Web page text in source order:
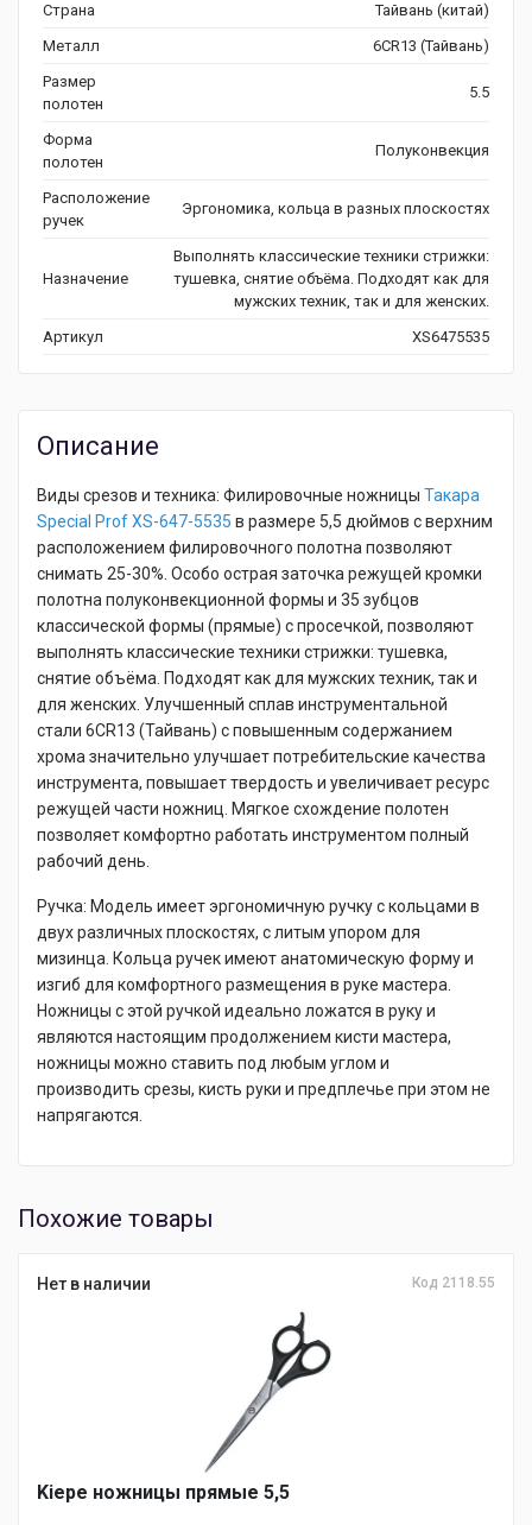
Страна
Тайвань (китай)
Металл
6CR13 (Тайвань)
Размер
полотен
5.5
Форма
полотен
Полуконвекция
Расположение
ручек
Эргономика, кольца в разных плоскостях
Назначение
Выполнять классические техники стрижки:
тушевка, снятие объёма. Подходят как для
мужских техник, так и для женских.
Артикул
XS6475535
Описание
Виды срезов и техника: Филировочные ножницы Такара
Special Prof XS-647-5535 в размере 5,5 дюймов с верхним
расположением филировочного полотна позволяют
снимать 25-30%. Особо острая заточка режущей кромки
полотна полуконвекционной формы и 35 зубцов
классической формы (прямые) с просечкой, позволяют
выполнять классические техники стрижки: тушевка,
снятие объёма. Подходят как для мужских техник, так и
для женских. Улучшенный сплав инструментальной
стали 6CR13 (Тайвань) с повышенным содержанием
хрома значительно улучшает потребительские качества
инструмента, повышает твердость и увеличивает ресурс
режущей части ножниц. Мягкое схождение полотен
позволяет комфортно работать инструментом полный
рабочий день.
Ручка: Модель имеет эргономичную ручку с кольцами в
двух различных плоскостях, с литым упором для
мизинца. Кольца ручек имеют анатомическую форму и
изгиб для комфортного размещения в руке мастера.
Ножницы с этой ручкой идеально ложатся в руку и
являются настоящим продолжением кисти мастера,
ножницы можно ставить под любым углом и
производить срезы, кисть руки и предплечье при этом не
напрягаются.
Похожие товары
Нет в наличии Код 2118.55
Kiepe ножницы прямые 5,5